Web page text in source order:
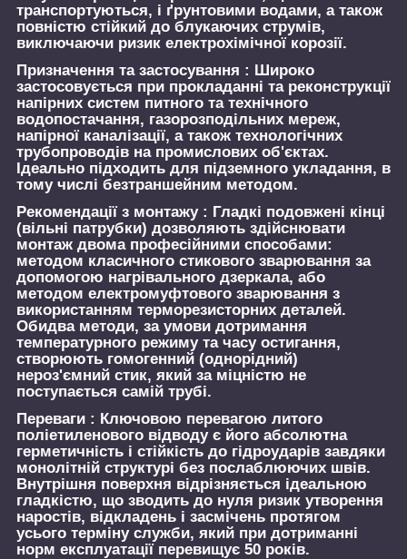
транспортуються, і ґрунтовими водами, а також
повністю стійкий до блукаючих струмів,
виключаючи ризик електрохімічної корозії.
Призначення та застосування : Широко
застосовується при прокладанні та реконструкції
напірних систем питного та технічного
водопостачання, газорозподільних мереж,
напірної каналізації, а також технологічних
трубопроводів на промислових об'єктах.
Ідеально підходить для підземного укладання, в
тому числі безтраншейним методом.
Рекомендації з монтажу : Гладкі подовжені кінці
(вільні патрубки) дозволяють здійснювати
монтаж двома професійними способами:
методом класичного стикового зварювання за
допомогою нагрівального дзеркала, або
методом електромуфтового зварювання з
використанням терморезисторних деталей.
Обидва методи, за умови дотримання
температурного режиму та часу остигання,
створюють гомогенний (однорідний)
нероз'ємний стик, який за міцністю не
поступається самій трубі.
Переваги : Ключовою перевагою литого
поліетиленового відводу є його абсолютна
герметичність і стійкість до гідроударів завдяки
монолітній структурі без послаблюючих швів.
Внутрішня поверхня відрізняється ідеальною
гладкістю, що зводить до нуля ризик утворення
наростів, відкладень і засмічень протягом
усього терміну служби, який при дотриманні
норм експлуатації перевищує 50 років.